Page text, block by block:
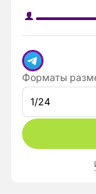
Форматы
1/24